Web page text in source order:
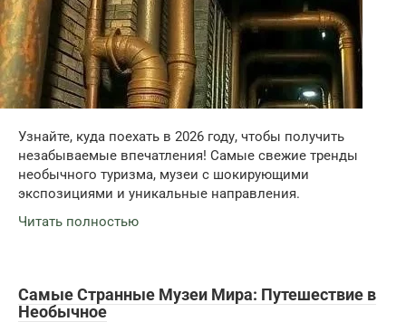
Узнайте, куда поехать в 2026 году, чтобы получить
незабываемые впечатления! Самые свежие тренды
необычного туризма, музеи с шокирующими
экспозициями и уникальные направления.
Читать полностью
Самые Странные Музеи Мира: Путешествие в
Необычное